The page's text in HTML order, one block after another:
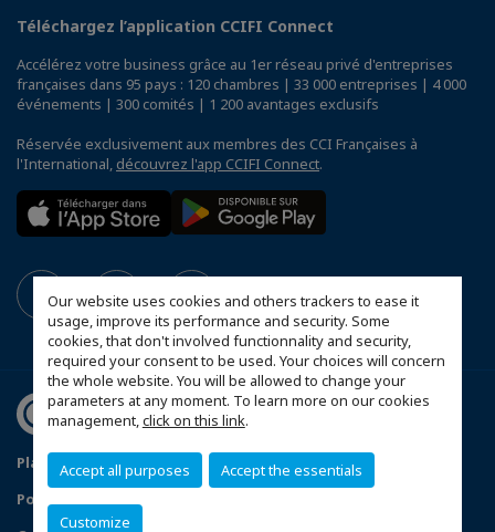
Our website uses cookies and others trackers to ease it
usage, improve its performance and security. Some
cookies, that don't involved functionnality and security,
required your consent to be used. Your choices will concern
the whole website. You will be allowed to change your
parameters at any moment. To learn more on our cookies
management,click on this link.
Accept all purposes Accept the essentials
Customize
Téléchargez l’application CCIFI Connect
Accélérez votre business grâce au 1er réseau privé d'entreprises
françaises dans 95 pays : 120 chambres | 33 000 entreprises | 4 000
événements | 300 comités | 1 200 avantages exclusifs
Réservée exclusivement aux membres des CCI Françaises à
l'International, découvrez l'app CCIFI Connect.
Plan du site
Mentions légales
Politique de confidentialité